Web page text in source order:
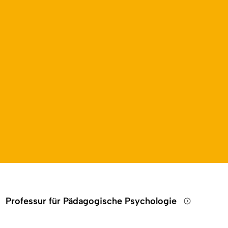
Professur für Pädagogische Psychologie